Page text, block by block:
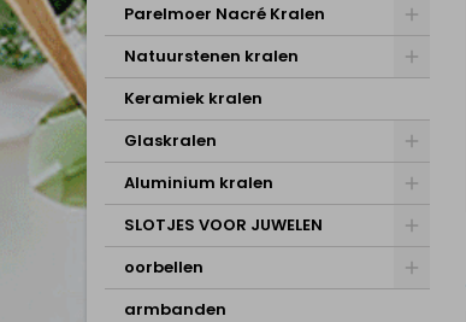
Parelmoer Nacré Kralen
Natuurstenen kralen
Keramiek kralen
Glaskralen
Aluminium kralen
SLOTJES VOOR JUWELEN
oorbellen
armbanden